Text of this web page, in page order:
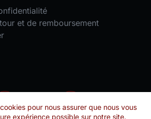
pour nous assurer que nous vous
expérience possible sur notre site.
et de remboursement